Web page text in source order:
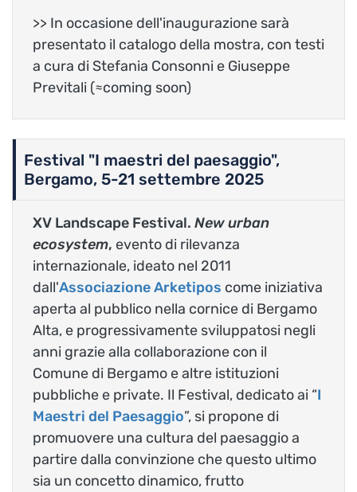
>> In occasione dell'inaugurazione sarà
presentato il catalogo della mostra, con testi
a cura di Stefania Consonni e Giuseppe
Previtali (≈coming soon)
Festival "I maestri del paesaggio",
Bergamo, 5-21 settembre 2025
XV Landscape Festival. New urban
ecosystem, evento di rilevanza
internazionale, ideato nel 2011
dall'Associazione Arketipos come iniziativa
aperta al pubblico nella cornice di Bergamo
Alta, e progressivamente sviluppatosi negli
anni grazie alla collaborazione con il
Comune di Bergamo e altre istituzioni
pubbliche e private. Il Festival, dedicato ai “I
Maestri del Paesaggio”, si propone di
promuovere una cultura del paesaggio a
partire dalla convinzione che questo ultimo
sia un concetto dinamico, frutto